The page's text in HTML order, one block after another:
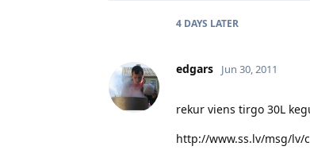
4 DAYS LATER
edgars Jun 30, 2011
rekur viens tirgo 30L
http://www.ss.lv/msg/